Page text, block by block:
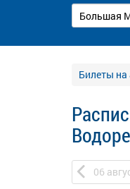
Билеты на
06